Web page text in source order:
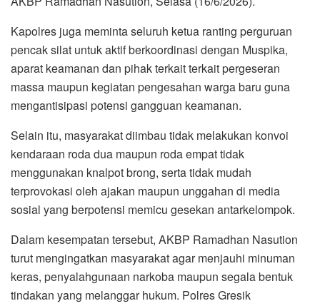
Kapolres juga meminta seluruh ketua ranting perguruan
pencak silat untuk aktif berkoordinasi dengan Muspika,
aparat keamanan dan pihak terkait terkait pergeseran
massa maupun kegiatan pengesahan warga baru guna
mengantisipasi potensi gangguan keamanan.
Selain itu, masyarakat diimbau tidak melakukan konvoi
kendaraan roda dua maupun roda empat tidak
menggunakan knalpot brong, serta tidak mudah
terprovokasi oleh ajakan maupun unggahan di media
sosial yang berpotensi memicu gesekan antarkelompok.
Dalam kesempatan tersebut, AKBP Ramadhan Nasution
turut mengingatkan masyarakat agar menjauhi minuman
keras, penyalahgunaan narkoba maupun segala bentuk
tindakan yang melanggar hukum. Polres Gresik